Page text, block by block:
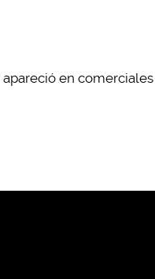
en comerciales